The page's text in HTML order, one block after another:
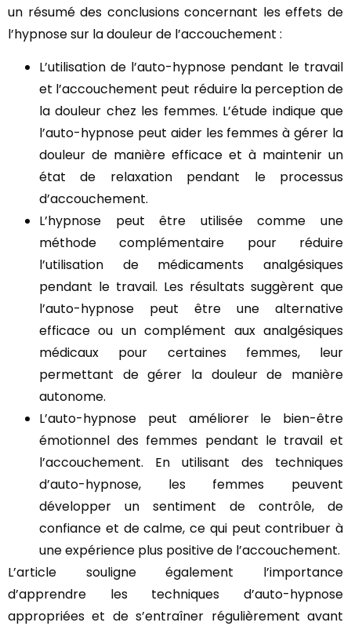
un résumé des conclusions concernant les effets de
l’hypnose sur la douleur de l’accouchement :
L’utilisation de l’auto-hypnose pendant le travail
et l’accouchement peut réduire la perception de
la douleur chez les femmes. L’étude indique que
l’auto-hypnose peut aider les femmes à gérer la
douleur de manière efficace et à maintenir un
état de relaxation pendant le processus
d’accouchement.
L’hypnose peut être utilisée comme une
méthode complémentaire pour réduire
l’utilisation de médicaments analgésiques
pendant le travail. Les résultats suggèrent que
l’auto-hypnose peut être une alternative
efficace ou un complément aux analgésiques
médicaux pour certaines femmes, leur
permettant de gérer la douleur de manière
autonome.
L’auto-hypnose peut améliorer le bien-être
émotionnel des femmes pendant le travail et
l’accouchement. En utilisant des techniques
d’auto-hypnose, les femmes peuvent
développer un sentiment de contrôle, de
confiance et de calme, ce qui peut contribuer à
une expérience plus positive de l’accouchement.
L’article souligne également l’importance
d’apprendre les techniques d’auto-hypnose
appropriées et de s’entraîner régulièrement avant